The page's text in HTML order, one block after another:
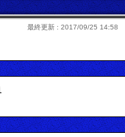
最終更新 : 2017/09/25 14:58